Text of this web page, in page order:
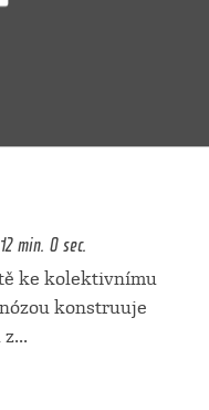
min. 0 sec.
ke kolektivnímu
konstruuje
z...